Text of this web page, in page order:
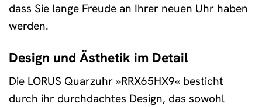
dass Sie lange Freude an Ihrer neuen Uhr haben
werden.
Design und Ästhetik im Detail
Die LORUS Quarzuhr »RRX65HX9« besticht
durch ihr durchdachtes Design, das sowohl